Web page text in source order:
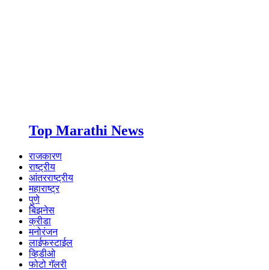
Top Marathi News
राजकारण
राष्ट्रीय
आंतरराष्ट्रीय
महाराष्ट्र
पुणे
बिझनेस
क्रीडा
मनोरंजन
लाईफस्टाईल
व्हिडीओ
फोटो गॅलरी